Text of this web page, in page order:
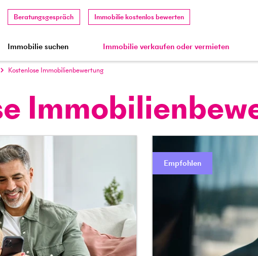
Beratungsgespräch Immobilie kostenlos bewerten
Immobilie suchen Immobilie verkaufen oder vermieten
Kostenlose Immobilienbewertung
Empfohlen